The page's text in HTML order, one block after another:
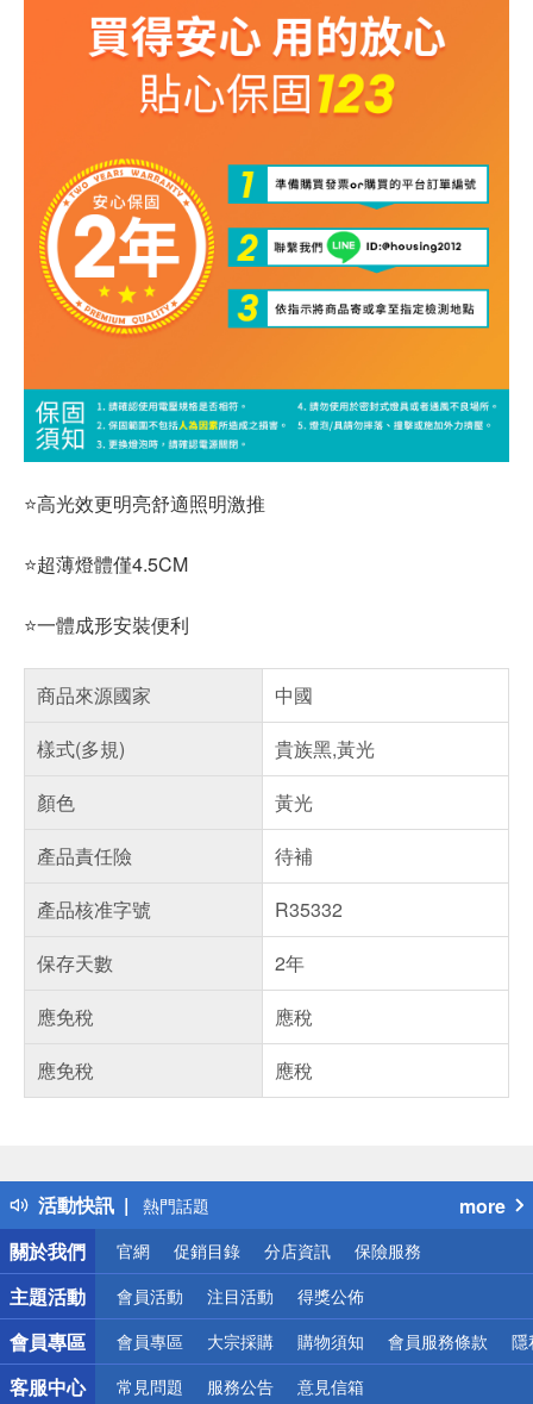
⭐高光效更明亮舒適照明激推
⭐超薄燈體僅4.5CM
⭐一體成形安裝便利
商品來源國家
中國
樣式(多規)
貴族黑,黃光
顏色
黃光
產品責任險
待補
產品核准字號
R35332
保存天數
2年
應免稅
應稅
應免稅
應稅
活動快訊
得獎公告
熱門話題
銀行優惠
偏遠地區配送
詐騙網頁！請小心！
more
關於我們
官網 促銷目錄 分店資訊 保險服務
主題活動 會員活動 注目活動 得獎公佈
會員專區 會員專區 大宗採購 購物須知 會員服務條款 隱
客服中心 常見問題 服務公告 意見信箱